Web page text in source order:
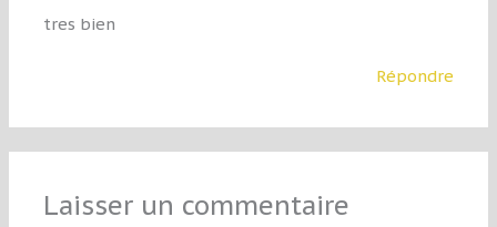
tres bien
Répondre
Laisser un commentaire